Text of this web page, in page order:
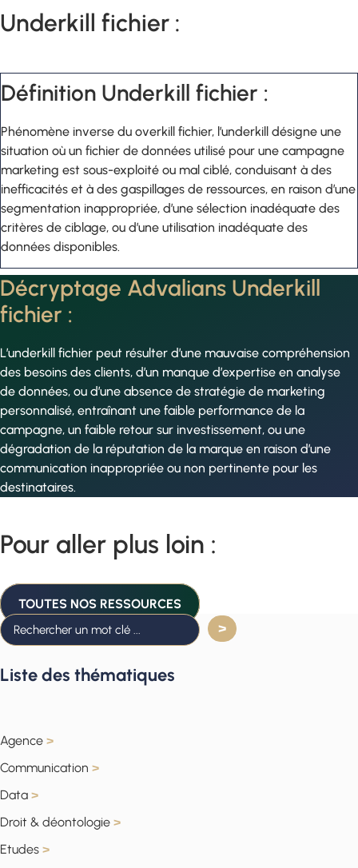
Underkill fichier :
Définition Underkill fichier :
Phénomène inverse du overkill fichier, l’underkill désigne une
situation où un fichier de données utilisé pour une campagne
marketing est sous-exploité ou mal ciblé, conduisant à des
inefficacités et à des gaspillages de ressources, en raison d’une
segmentation inappropriée, d’une sélection inadéquate des
critères de ciblage, ou d’une utilisation inadéquate des
données disponibles.
Décryptage Advalians Underkill
fichier :
L’underkill fichier peut résulter d’une mauvaise compréhension
des besoins des clients, d’un manque d’expertise en analyse
de données, ou d’une absence de stratégie de marketing
personnalisé, entraînant une faible performance de la
campagne, un faible retour sur investissement, ou une
dégradation de la réputation de la marque en raison d’une
communication inappropriée ou non pertinente pour les
destinataires.
Pour aller plus loin :
TOUTES NOS RESSOURCES
Liste des thématiques
Agence >
Communication >
Data >
Droit & déontologie >
Etudes >